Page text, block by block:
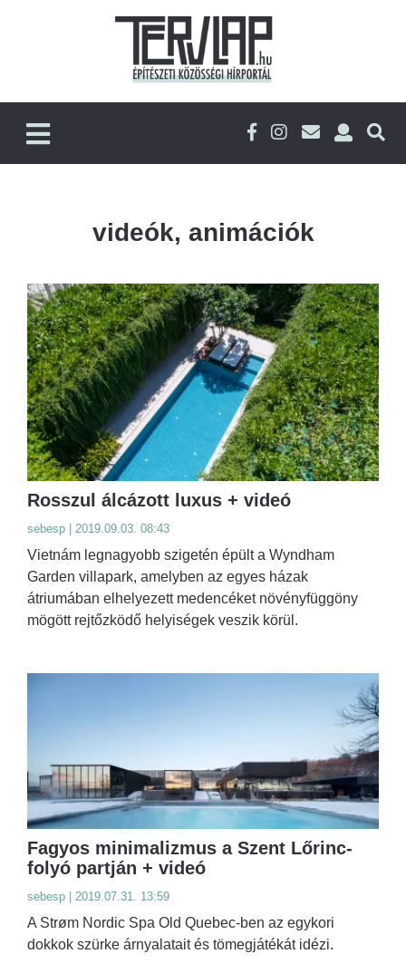
videók, animációk
Rosszul álcázott luxus + videó
sebesp | 2019.09.03. 08:43
Vietnám legnagyobb szigetén épült a Wyndham
Garden villapark, amelyben az egyes házak
átriumában elhelyezett medencéket növényfüggöny
mögött rejtőzködő helyiségek veszik körül.
Fagyos minimalizmus a Szent Lőrinc-
folyó partján + videó
sebesp | 2019.07.31. 13:59
A Strøm Nordic Spa Old Quebec-ben az egykori
dokkok szürke árnyalatait és tömegjátékát idézi.